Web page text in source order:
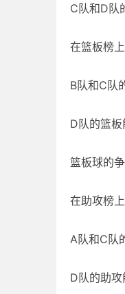
C队和D队
在篮板榜
B队和C队
D队的篮板
篮板球的
在助攻榜
A队和C队
D队的助攻